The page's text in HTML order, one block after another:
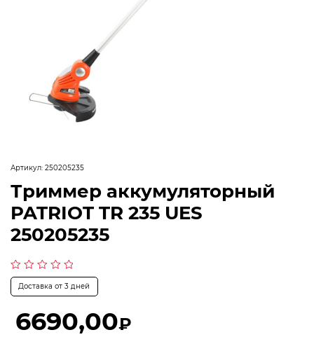
Артикул: 250205235
Триммер аккумуляторный
PATRIOT TR 235 UES
250205235
Оценка
из
Доставка от 3 дней
6690,00₽